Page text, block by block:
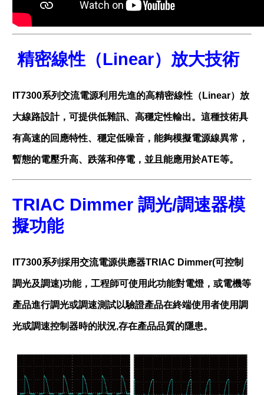
精密線性（Linear）放大技術
IT7300系列交流電源利用先進的高精密線性（Linear）放
大線路設計，可提供低雜訊、高穩定性輸出。這種技術具
有高速的回應特性、穩定低噪音，能夠模擬電源線異常，
暫態的電壓升高、跌落和停電，並且能應用於ATE等。
TRIAC Dimmer調光/調速器模
擬功能
IT7300系列採用交流電源供應器TRIAC Dimmer(可控制
調光及調速)功能，工程師可使用此功能對電燈，或電機等
產品進行調光或調速測試以驗證產品在終端使用者使用調
光或調速控制器時的狀況,存在產品品質的隱患。